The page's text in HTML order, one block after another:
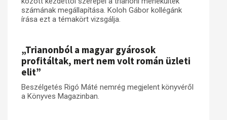
számának megállapítása. Koloh Gábor kollégánk
írása ezt a témakört vizsgálja.
„Trianonból a magyar gyárosok
profitáltak, mert nem volt román üzleti
elit”
Beszélgetés Rigó Máté nemrég megjelent könyvéről
a Könyves Magazinban.